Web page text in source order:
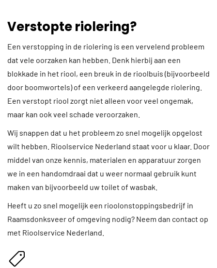
Verstopte riolering?
Een verstopping in de riolering is een vervelend probleem
dat vele oorzaken kan hebben. Denk hierbij aan een
blokkade in het riool, een breuk in de rioolbuis (bijvoorbeeld
door boomwortels) of een verkeerd aangelegde riolering.
Een verstopt riool zorgt niet alleen voor veel ongemak,
maar kan ook veel schade veroorzaken.
Wij snappen dat u het probleem zo snel mogelijk opgelost
wilt hebben. Rioolservice Nederland staat voor u klaar. Door
middel van onze kennis, materialen en apparatuur zorgen
we in een handomdraai dat u weer normaal gebruik kunt
maken van bijvoorbeeld uw toilet of wasbak.
Heeft u zo snel mogelijk een rioolonstoppingsbedrijf in
Raamsdonksveer of omgeving nodig? Neem dan contact op
met Rioolservice Nederland.